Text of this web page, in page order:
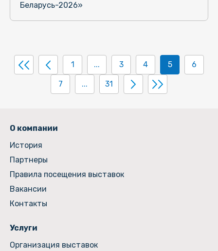
Беларусь-2026»
1 ... 3 4 5 6
7 ... 31
О компании
История
Партнеры
Правила посещения выставок
Вакансии
Контакты
Услуги
Организация выставок